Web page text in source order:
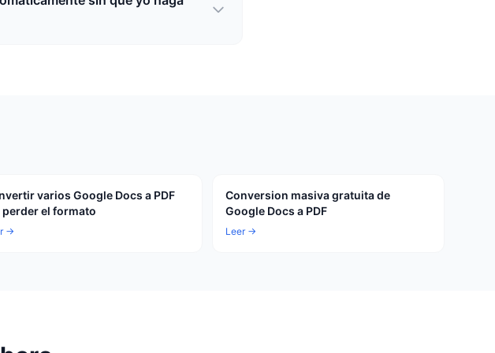
varios Google Docs a PDF
perder el formato
→
Conversion masiva gratuita de
Google Docs a PDF
Leer →